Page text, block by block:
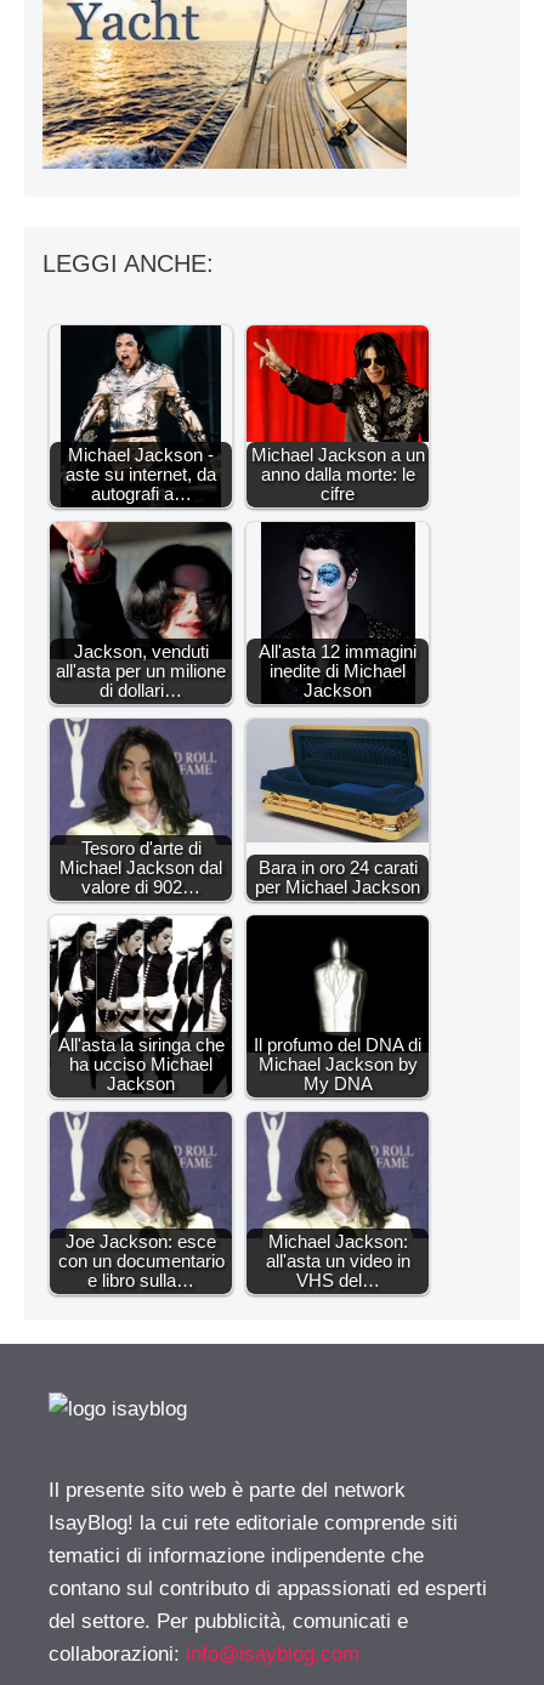
LEGGI ANCHE:
Michael Jackson -
aste su internet, da
autografi a…
Michael Jackson a un
anno dalla morte: le
cifre
Jackson, venduti
all'asta per un milione
di dollari…
All'asta 12 immagini
inedite di Michael
Jackson
Tesoro d'arte di
Michael Jackson dal
valore di 902…
Bara in oro 24 carati
per Michael Jackson
All'asta la siringa che
ha ucciso Michael
Jackson
Il profumo del DNA di
Michael Jackson by
My DNA
Joe Jackson: esce
con un documentario
e libro sulla…
Michael Jackson:
all'asta un video in
VHS del…
Il presente sito web è parte del network
IsayBlog! la cui rete editoriale comprende siti
tematici di informazione indipendente che
contano sul contributo di appassionati ed esperti
del settore. Per pubblicità, comunicati e
collaborazioni: info@isayblog.com